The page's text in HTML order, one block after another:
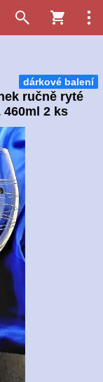
dárkové balení
ručně ryté
2 ks